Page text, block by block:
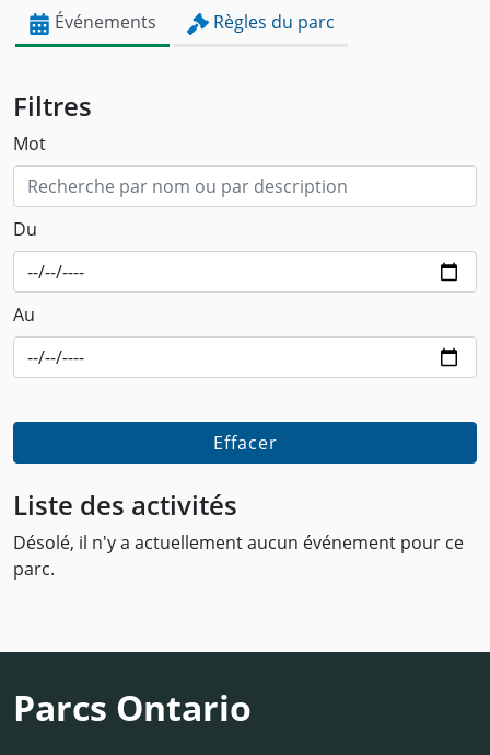
Événements Règles du parc
Filtres
Mot
Du
Au
Effacer
Liste des activités
Désolé, il n'y a actuellement aucun événement pour ce
parc.
Parcs Ontario